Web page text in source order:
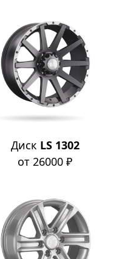
Диск LS 1302
от 26000 ₽